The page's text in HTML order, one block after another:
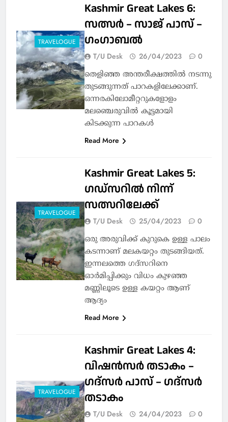
TRAVELOGUE
Kashmir Great Lakes 6:
സത്സർ – സാജ് പാസ് –
ഗംഗാബൽ
T/U Desk 26/04/2023 0
തെളിഞ്ഞ അന്തരീക്ഷത്തിൽ നടന്നു
തുടങ്ങുന്നത് പാറകളിലേക്കാണ്.
ഒന്നരകിലോമീറ്ററുകളോളം
മലഞ്ചെരുവിൽ കൂട്ടമായി
കിടക്കുന്ന പാറകൾ
Read More
TRAVELOGUE
Kashmir Great Lakes 5:
ഗഡ്‌സറിൽ നിന്ന്
സത്സറിലേക്ക്
T/U Desk 25/04/2023 0
ഒരു അരുവിക്ക് കുറുകെ ഉള്ള പാലം
കടന്നാണ് മലകയറ്റം തുടങ്ങിയത്.
ഇന്നലത്തെ ഗദ്‌സറിനെ
ഓർമിപ്പിക്കും വിധം കുഴഞ്ഞ
മണ്ണിലൂടെ ഉള്ള കയറ്റം ആണ്
ആദ്യം
Read More
TRAVELOGUE
Kashmir Great Lakes 4:
വിഷൻസർ തടാകം –
ഗദ്സർ പാസ് – ഗദ്സർ
തടാകം
T/U Desk 24/04/2023 0